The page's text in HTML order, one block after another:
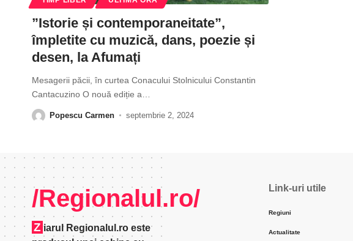
”Istorie și contemporaneitate”,
împletite cu muzică, dans, poezie și
desen, la Afumați
Mesagerii păcii, în curtea Conacului Stolnicului Constantin
Cantacuzino O nouă ediție a
Popescu Carmen septembrie 2, 2024
/Regionalul.ro/
Z iarul Regionalul.ro este
Link-uri utile
Regiuni
Actualitate